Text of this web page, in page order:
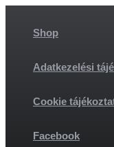
Shop
Adatkezelési
Cookie
Facebook